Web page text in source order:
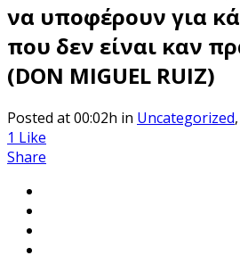
να υποφέρουν για
που δεν είναι καν
(DON MIGUEL RUIZ)
Posted at 00:02h in Uncategorized,
1 Like
Share